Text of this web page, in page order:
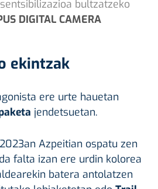
bultzatzeko
DIGITAL CAMERA
ekintzak
ere urte hauetan
jendetsuetan.
Azpeitian ospatu zen
falta izan ere urdin kolorea
batera antolatzen